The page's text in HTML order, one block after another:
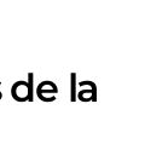
la